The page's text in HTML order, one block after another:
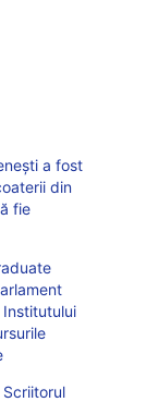
a fost
din
fie